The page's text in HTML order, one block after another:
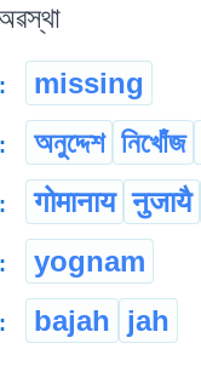
missing
অনুদ্দেশ নিখোঁজ
गोमानाय नुजायै
yognam
bajah jah